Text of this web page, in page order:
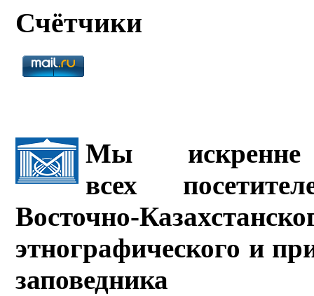
Счётчики
Мы искренне
всех
Восточно-
этнографического и
заповедника